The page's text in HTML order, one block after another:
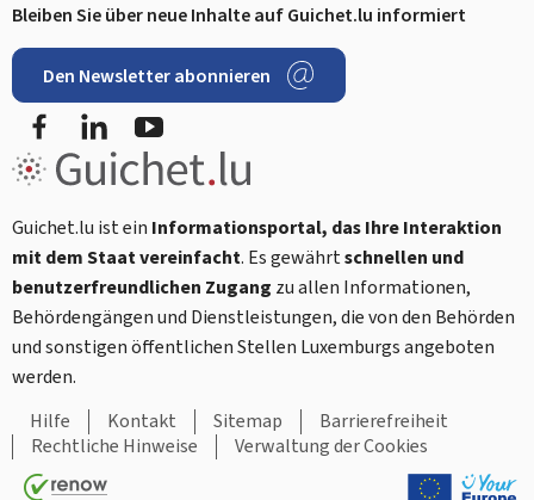
Bleiben Sie über neue Inhalte auf Guichet.lu informiert
Den Newsletter abonnieren
FacebookLinkedIn
Guichet.lu ist ein Informationsportal, das Ihre Interaktion
mit dem Staat vereinfacht. Es gewährtschnellen und
benutzerfreundlichen Zugang zu allen Informationen,
Behördengängen und Dienstleistungen, die von den Behörden
und sonstigen öffentlichen Stellen Luxemburgs angeboten
werden.
Hilfe
Kontakt Sitemap
Barrierefreiheit
Rechtliche Hinweise
Verwaltung der Cookies